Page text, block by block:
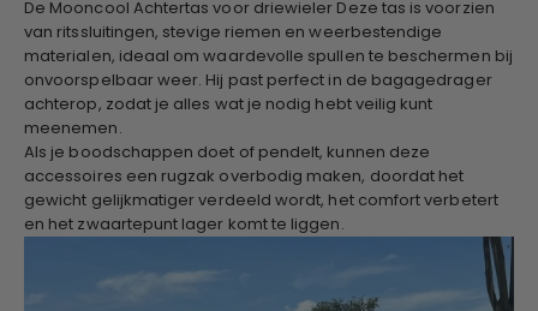
De Mooncool Achtertas voor driewieler Deze tas is voorzien
van ritssluitingen, stevige riemen en weerbestendige
materialen, ideaal om waardevolle spullen te beschermen bij
onvoorspelbaar weer. Hij past perfect in de bagagedrager
achterop, zodat je alles wat je nodig hebt veilig kunt
meenemen.
Als je boodschappen doet of pendelt, kunnen deze
accessoires een rugzak overbodig maken, doordat het
gewicht gelijkmatiger verdeeld wordt, het comfort verbetert
en het zwaartepunt lager komt te liggen.